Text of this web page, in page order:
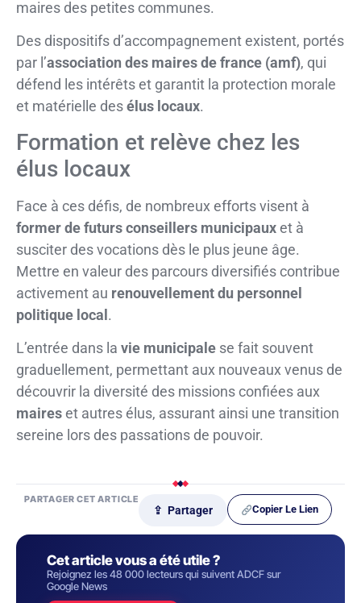
maires des petites communes.
Des dispositifs d’accompagnement existent, portés
par l’association des maires de france (amf), qui
défend les intérêts et garantit la protection morale
et matérielle desélus locaux.
Formation et relève chez les
élus locaux
Face à ces défis, de nombreux efforts visent à
former de futurs conseillers municipauxet à
susciter des vocations dès le plus jeune âge.
Mettre en valeur des parcours diversifiés contribue
activement au renouvellement du personnel
politique local.
L’entrée dans la vie municipale se fait souvent
graduellement, permettant aux nouveaux venus de
découvrir la diversité des missions confiées aux
maireset autres élus, assurant ainsi une transition
sereine lors des passations de pouvoir.
PARTAGER CET ARTICLE
⇪ Partager Copier Le Lien
Cet article vous a été utile ?
Rejoignez les 48 000 lecteurs qui suivent ADCF sur
Google News